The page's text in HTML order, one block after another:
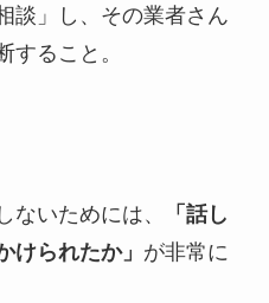
談」し、その業者さん
すること。
ないためには、
「話し
けられたか」 が非常に